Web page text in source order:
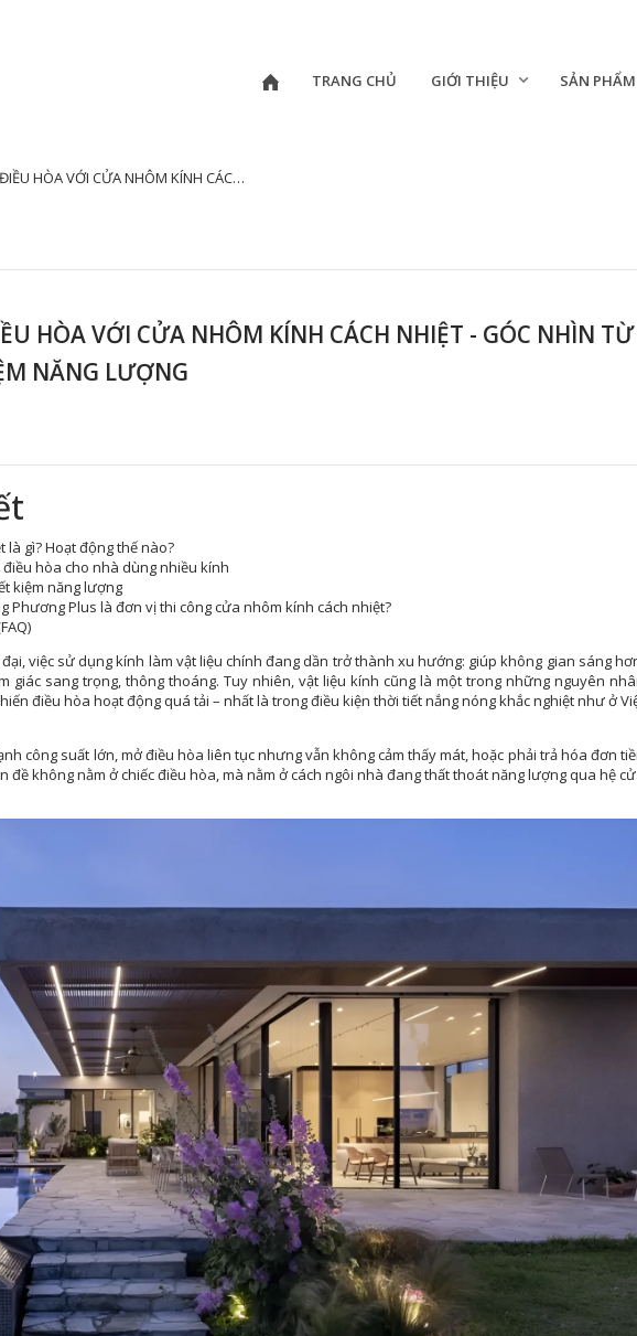
TRANG CHỦ GIỚI THIỆU SẢN PHẨM
KÍNH CÁCH NHIỆT - GÓC NHÌN TỪ CHUYÊN GIA TIẾT KIỆM NĂNG LƯỢNG
HÒA VỚI CỬA NHÔM KÍNH CÁCH NHIỆT - GÓC NHÌN TỪ
NĂNG LƯỢNG
là gì? Hoạt động thế nào?
hòa cho nhà dùng nhiều kính
kiệm năng lượng
Phương Plus là đơn vị thi công cửa nhôm kính cách nhiệt?
việc sử dụng kính làm vật liệu chính đang dần trở thành xu hướng: giúp không gian sáng
giác sang trọng, thông thoáng. Tuy nhiên, vật liệu kính cũng là một trong những nguyên
điều hòa hoạt động quá tải – nhất là trong điều kiện thời tiết nắng nóng khắc nghiệt như ở
công suất lớn, mở điều hòa liên tục nhưng vẫn không cảm thấy mát, hoặc phải trả hóa đơn
đề không nằm ở chiếc điều hòa, mà nằm ở cách ngôi nhà đang thất thoát năng lượng qua hệ